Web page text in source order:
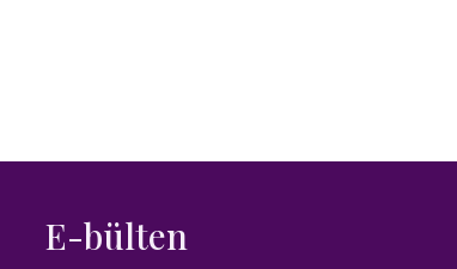
E-bülten